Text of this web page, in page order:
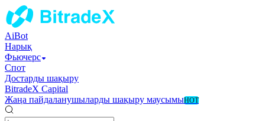
AiBot
Нарық
Фьючерс
Спот
Достарды шақыру
BitradeX Capital
Жаңа пайдаланушыларды шақыру маусымыHOT